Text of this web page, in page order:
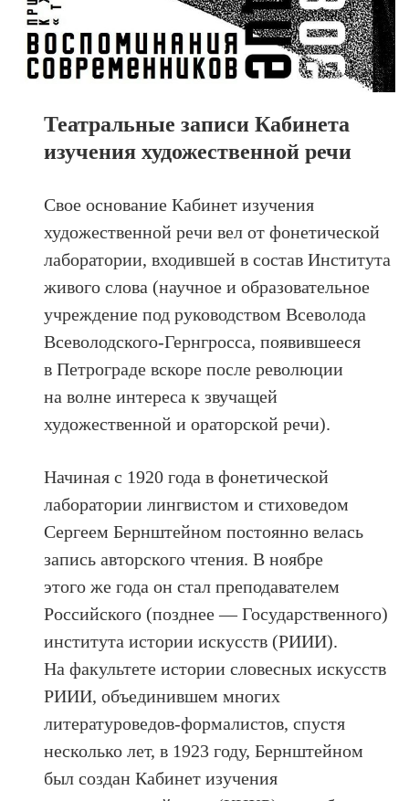
Театральные записи Кабинета
изучения художественной речи
Свое основание Кабинет изучения
художественной речи вел от фонетической
лаборатории, входившей в состав Института
живого слова (научное и образовательное
учреждение под руководством Всеволода
Всеволодского-Гернгросса, появившееся
в Петрограде вскоре после революции
на волне интереса к звучащей
художественной и ораторской речи).
Начиная с 1920 года в фонетической
лаборатории лингвистом и стиховедом
Сергеем Бернштейном постоянно велась
запись авторского чтения. В ноябре
этого же года он стал преподавателем
Российского (позднее — Государственного)
института истории искусств (РИИИ).
На факультете истории словесных искусств
РИИИ, объединившем многих
литературоведов-формалистов, спустя
несколько лет, в 1923 году, Бернштейном
был создан Кабинет изучения